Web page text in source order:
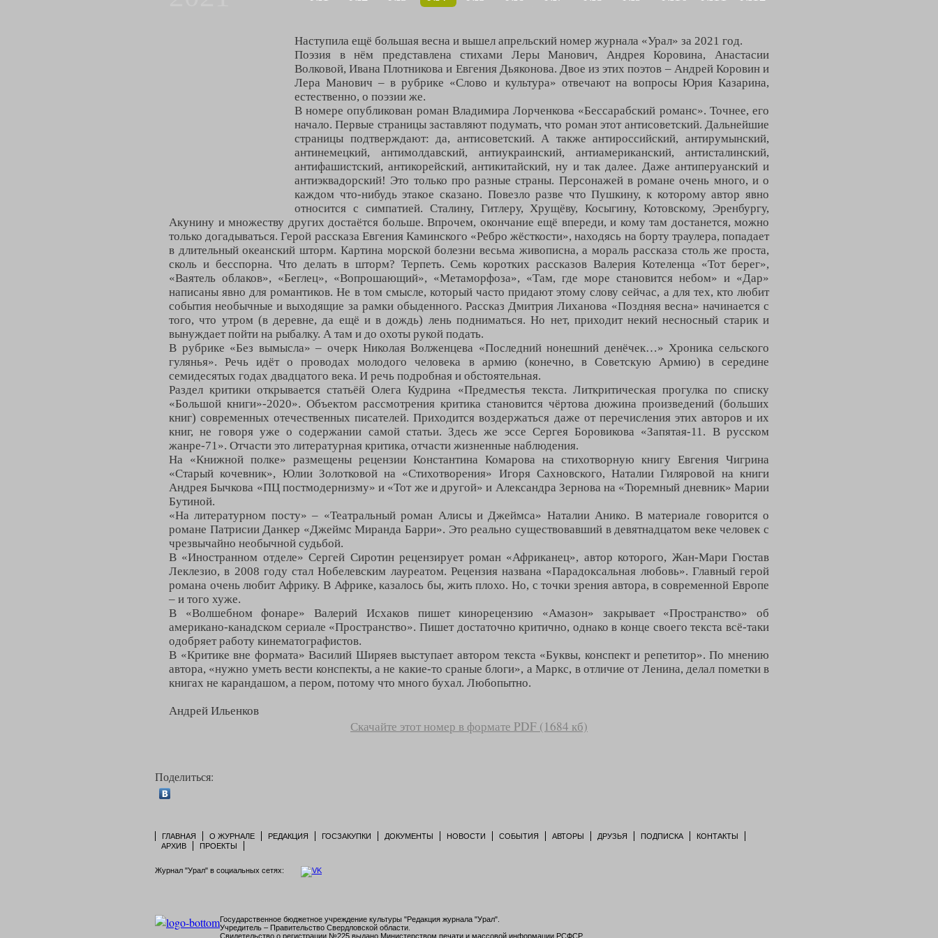
Наступила ещё большая весна и вышел апрельский номер журнала «Урал» за 2021 год.
Поэзия в нём представлена стихами Леры Манович, Андрея Коровина, Анастасии
Волковой, Ивана Плотникова и Евгения Дьяконова. Двое из этих поэтов – Андрей Коровин и
Лера Манович – в рубрике «Слово и культура» отвечают на вопросы Юрия Казарина,
естественно, о поэзии же.
В номере опубликован роман Владимира Лорченкова «Бессарабский романс». Точнее, его
начало. Первые страницы заставляют подумать, что роман этот антисоветский. Дальнейшие
страницы подтверждают: да, антисоветский. А также антироссийский, антирумынский,
антинемецкий, антимолдавский, антиукраинский, антиамериканский, антисталинский,
антифашистский, антикорейский, антикитайский, ну и так далее. Даже антиперуанский и
антиэквадорский! Это только про разные страны. Персонажей в романе очень много, и о
каждом что-нибудь этакое сказано. Повезло разве что Пушкину, к которому автор явно
относится с симпатией. Сталину, Гитлеру, Хрущёву, Косыгину, Котовскому, Эренбургу,
Акунину и множеству других достаётся больше. Впрочем, окончание ещё впереди, и кому там достанется, можно
только догадываться. Герой рассказа Евгения Каминского «Ребро жёсткости», находясь на борту траулера, попадает
в длительный океанский шторм. Картина морской болезни весьма живописна, а мораль рассказа столь же проста,
сколь и бесспорна. Что делать в шторм? Терпеть. Семь коротких рассказов Валерия Котеленца «Тот берег»,
«Ваятель облаков», «Беглец», «Вопрошающий», «Метаморфоза», «Там, где море становится небом» и «Дар»
написаны явно для романтиков. Не в том смысле, который часто придают этому слову сейчас, а для тех, кто любит
события необычные и выходящие за рамки обыденного. Рассказ Дмитрия Лиханова «Поздняя весна» начинается с
того, что утром (в деревне, да ещё и в дождь) лень подниматься. Но нет, приходит некий несносный старик и
вынуждает пойти на рыбалку. А там и до охоты рукой подать.
В рубрике «Без вымысла» – очерк Николая Волженцева «Последний нонешний денёчек…» Хроника сельского
гулянья». Речь идёт о проводах молодого человека в армию (конечно, в Советскую Армию) в середине
семидесятых годах двадцатого века. И речь подробная и обстоятельная.
Раздел критики открывается статьёй Олега Кудрина «Предместья текста. Литкритическая прогулка по списку
«Большой книги»-2020». Объектом рассмотрения критика становится чёртова дюжина произведений (больших
книг) современных отечественных писателей. Приходится воздержаться даже от перечисления этих авторов и их
книг, не говоря уже о содержании самой статьи. Здесь же эссе Сергея Боровикова «Запятая-11. В русском
жанре-71». Отчасти это литературная критика, отчасти жизненные наблюдения.
На «Книжной полке» размещены рецензии Константина Комарова на стихотворную книгу Евгения Чигрина
«Старый кочевник», Юлии Золотковой на «Стихотворения» Игоря Сахновского, Наталии Гиляровой на книги
Андрея Бычкова «ПЦ постмодернизму» и «Тот же и другой» и Александра Зернова на «Тюремный дневник» Марии
Бутиной.
«На литературном посту» – «Театральный роман Алисы и Джеймса» Наталии Анико. В материале говорится о
романе Патрисии Данкер «Джеймс Миранда Барри». Это реально существовавший в девятнадцатом веке человек с
чрезвычайно необычной судьбой.
В «Иностранном отделе» Сергей Сиротин рецензирует роман «Африканец», автор которого, Жан-Мари Гюстав
Леклезио, в 2008 году стал Нобелевским лауреатом. Рецензия названа «Парадоксальная любовь». Главный герой
романа очень любит Африку. В Африке, казалось бы, жить плохо. Но, с точки зрения автора, в современной Европе
– и того хуже.
В «Волшебном фонаре» Валерий Исхаков пишет кинорецензию «Амазон» закрывает «Пространство» об
американо-канадском сериале «Пространство». Пишет достаточно критично, однако в конце своего текста всё-таки
одобряет работу кинематографистов.
В «Критике вне формата» Василий Ширяев выступает автором текста «Буквы, конспект и репетитор». По мнению
автора, «нужно уметь вести конспекты, а не какие-то сраные блоги», а Маркс, в отличие от Ленина, делал пометки в
книгах не карандашом, а пером, потому что много бухал. Любопытно.
Андрей Ильенков
Скачайте этот номер в формате PDF (1684 кб)
Поделиться:
ГЛАВНАЯ О ЖУРНАЛЕ РЕДАКЦИЯ ГОСЗАКУПКИ ДОКУМЕНТЫ НОВОСТИ СОБЫТИЯ АВТОРЫ ДРУЗЬЯ ПОДПИСКА
КОНТАКТЫ
АРХИВ
ПРОЕКТЫ
Журнал "Урал" в социальных сетях:
Государственное бюджетное учреждение культуры "Редакция журнала "Урал".
Учредитель – Правительство Свердловской области.
Свидетельство о регистрации №225 выдано Министерством печати и массовой информации РСФСР